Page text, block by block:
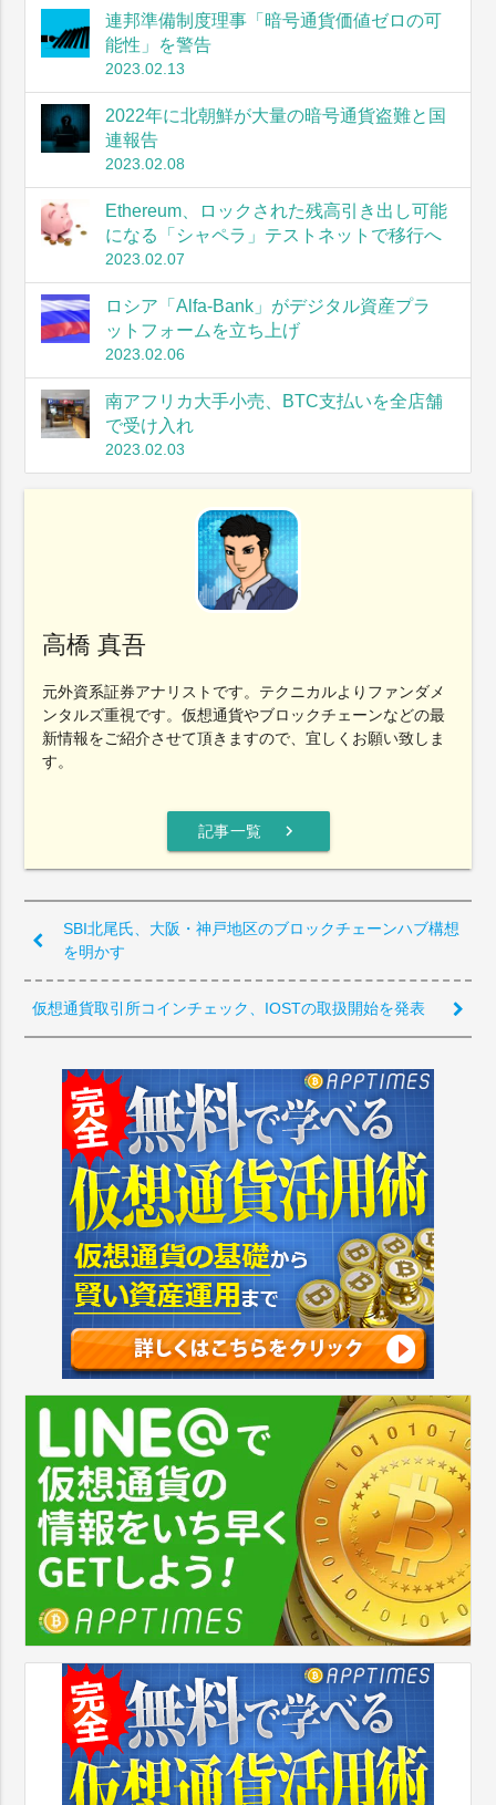
連邦準備制度理事「暗号通貨価値ゼロの可
能性」を警告
2023.02.13
2022年に北朝鮮が大量の暗号通貨盗難と国
連報告
2023.02.08
Ethereum、ロックされた残高引き出し可能
になる「シャペラ」テストネットで移行へ
2023.02.07
ロシア「Alfa-Bank」がデジタル資産プラ
ットフォームを立ち上げ
2023.02.06
南アフリカ大手小売、BTC支払いを全店舗
で受け入れ
2023.02.03
高橋 真吾
元外資系証券アナリストです。テクニカルよりファンダメ
ンタルズ重視です。仮想通貨やブロックチェーンなどの最
新情報をご紹介させて頂きますので、宜しくお願い致しま
す。
記事一覧 chevron_right
SBI北尾氏、大阪・神戸地区のブロックチェーンハブ構想
を明かす
仮想通貨取引所コインチェック、IOSTの取扱開始を発表